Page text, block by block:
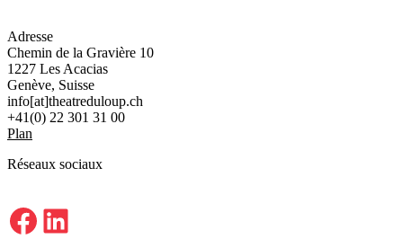
Adresse
Chemin de la Gravière 10
1227 Les Acacias
Genève, Suisse
info[at]theatreduloup.ch
+41(0) 22 301 31 00
Plan
Réseaux sociaux
Facebook LinkedIn